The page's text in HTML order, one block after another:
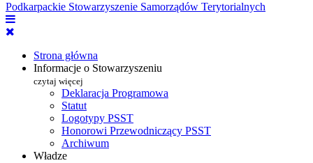
Font
Podkarpackie Stowarzyszenie Samorządów Terytorialnych
Strona główna
Informacje o Stowarzyszeniu
czytaj więcej
Deklaracja Programowa
Statut
Logotypy PSST
Honorowi Przewodniczący PSST
Archiwum
Władze